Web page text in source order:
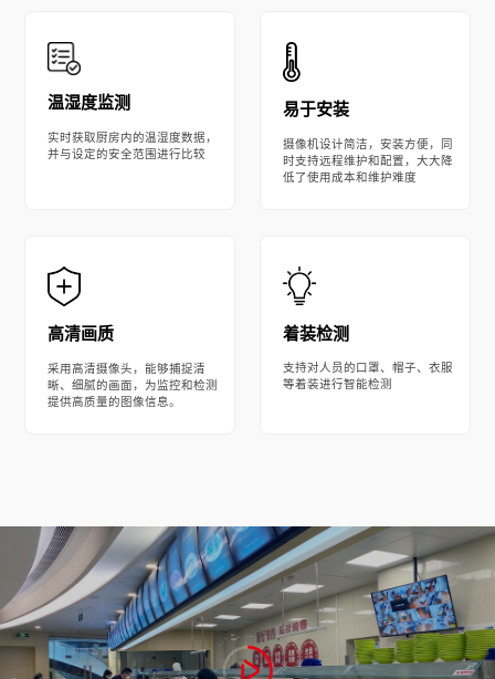
温湿度监测
实时获取厨房内的温湿度数据，
并与设定的安全范围进行比较
易于安装
摄像机设计简洁，安装方便，同
时支持远程维护和配置，大大降
低了使用成本和维护难度
高清画质
采用高清摄像头，能够捕捉清
晰、细腻的画面，为监控和检测
提供高质量的图像信息。
着装检测
支持对人员的口罩、帽子、衣服
等着装进行智能检测